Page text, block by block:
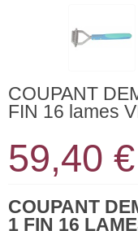
COUPANT
FIN 16 lames
59,40 €
COUPANT
1 FIN 16